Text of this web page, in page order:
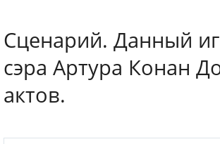
Сценарий. Данный
сэра Артура Конан
актов.